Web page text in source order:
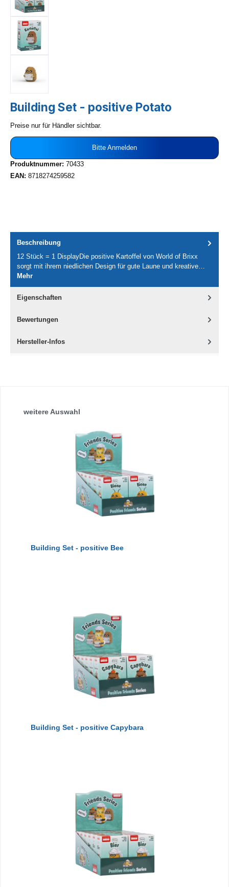
Building Set - positive Potato
Preise nur für Händler sichtbar.
Bitte Anmelden
Produktnummer: 70433
EAN: 8718274259582
Beschreibung
12 Stück = 1 DisplayDie positive Kartoffel von World of Brixx
sorgt mit ihrem niedlichen Design für gute Laune und kreative…
Mehr
Eigenschaften
Bewertungen
Hersteller-Infos
Produktgalerie überspringen
weitere Auswahl
Building Set - positive Bee
Building Set - positive Capybara